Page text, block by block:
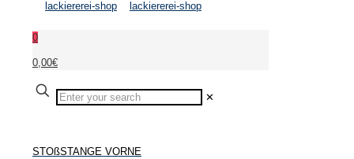
0
0,00€
✕
STOßSTANGE VORNE